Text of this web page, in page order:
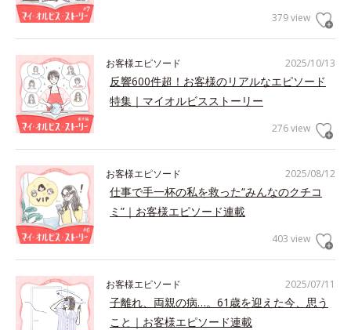
379 view
2025/10/13
お客様エピソード
反響600件超！お客様のリアルなエピソード
特集｜マイオルビスストーリー
276 view
2025/08/12
お客様エピソード
仕事で手一杯の私を救った“みんなのクチコ
ミ”｜お客様エピソード連載
403 view
2025/07/11
お客様エピソード
子離れ、両親の病…。61歳を迎えた今、思う
こと｜お客様エピソード連載